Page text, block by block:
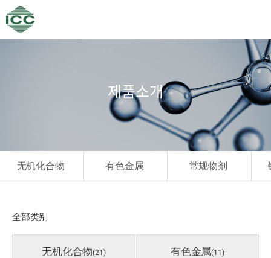
无机化合物 有色金属 常规物剂
제품소개
全部类别
无机化合物(21) 有色金属(11)